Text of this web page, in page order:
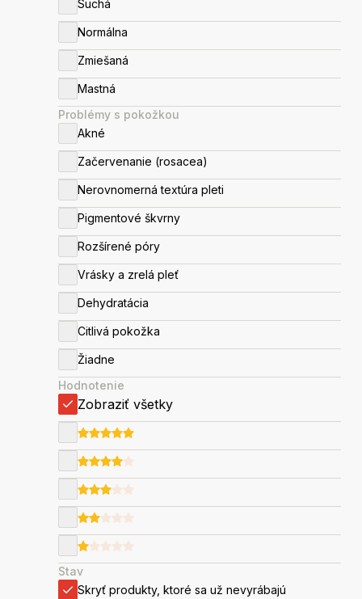
Krémy do solária
Produkty z lekárne
Doplnky
Utierky
Ošetrenia
Suchá
Normálna
Zmiešaná
Mastná
Problémy s pokožkou
Akné
Začervenanie (rosacea)
Nerovnomerná textúra pleti
Pigmentové škvrny
Rozšírené póry
Vrásky a zrelá pleť
Dehydratácia
Citlivá pokožka
Žiadne
Hodnotenie
Zobraziť všetky
Stav
Skryť produkty, ktoré sa už nevyrábajú